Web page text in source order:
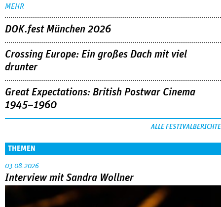
MEHR
DOK.fest München 2026
Crossing Europe: Ein großes Dach mit viel
drunter
Great Expectations: British Postwar Cinema
1945–1960
ALLE FESTIVALBERICHTE
THEMEN
03.08.2026
Interview mit Sandra Wollner